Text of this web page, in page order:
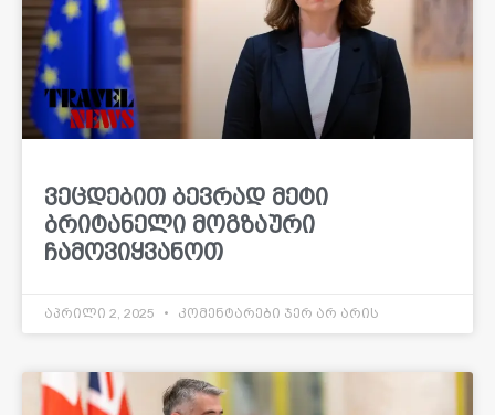
ვეცდებით ბევრად მეტი
ბრიტანელი მოგზაური
ჩამოვიყვანოთ
აპრილი 2, 2025 კომენტარები ჯერ არ არის